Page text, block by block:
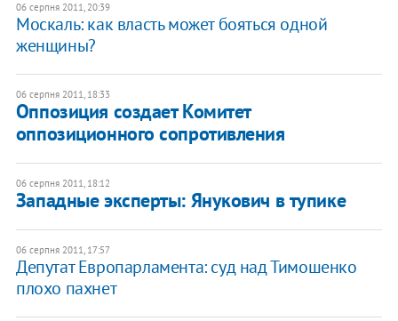
06 серпня 2011, 20:39
Москаль: как власть может бояться одной
женщины?
06 серпня 2011, 18:33
Оппозиция создает Комитет
оппозиционного сопротивления
06 серпня 2011, 18:12
Западные эксперты: Янукович в тупике
06 серпня 2011, 17:57
Депутат Европарламента: суд над Тимошенко
плохо пахнет